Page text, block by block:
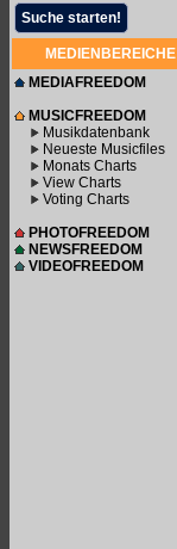
MEDIENBEREICHE
MEDIAFREEDOM
MUSICFREEDOM
Musikdatenbank
Neueste Musicfiles
Monats Charts
View Charts
Voting Charts
PHOTOFREEDOM
NEWSFREEDOM
VIDEOFREEDOM